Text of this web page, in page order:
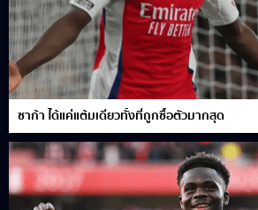
ซาก้า ได้แค่แต้มเดียวทั้งที่ถูกซื้อตัวมากสุด